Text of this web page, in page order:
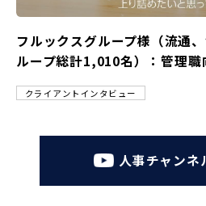
フルックスグループ様（流通
ループ総計1,010名）：管理
クライアントインタビュー
人事チャンネ